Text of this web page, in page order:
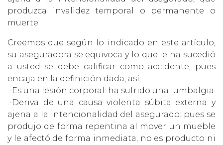
produzca invalidez temporal o permanente o
muerte
Creemos que según lo indicado en este artículo,
su aseguradora se equivoca y lo que le ha sucedió
a usted se debe calificar como accidente, pues
encaja en la definición dada, así;
.-Es una lesión corporal: ha sufrido una lumbalgia.
.-Deriva de una causa violenta súbita externa y
ajena a la intencionalidad del asegurado: pues se
produjo de forma repentina al mover un mueble
y le afectó de forma inmediata, no es producto ni